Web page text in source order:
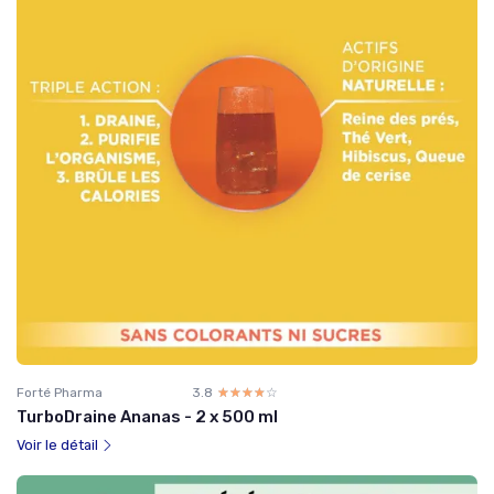
Forté Pharma 3.8 ☆☆☆☆☆
★★★★★
TurboDraine Ananas - 2 x 500 ml
Voir le détail